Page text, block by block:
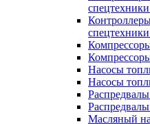
Насосы
Насосы
Масляный